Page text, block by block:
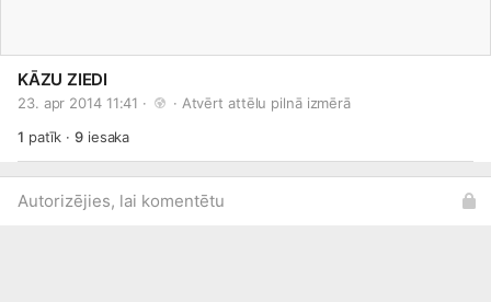
KĀZU ZIEDI
23. apr 2014 11:41 · · Atvērt attēlu pilnā izmērā
1 patīk ·9iesaka
Autorizējies, lai komentētu